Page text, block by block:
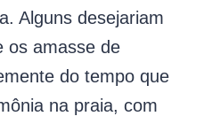
Alguns desejariam
os amasse de
do tempo que
na praia, com